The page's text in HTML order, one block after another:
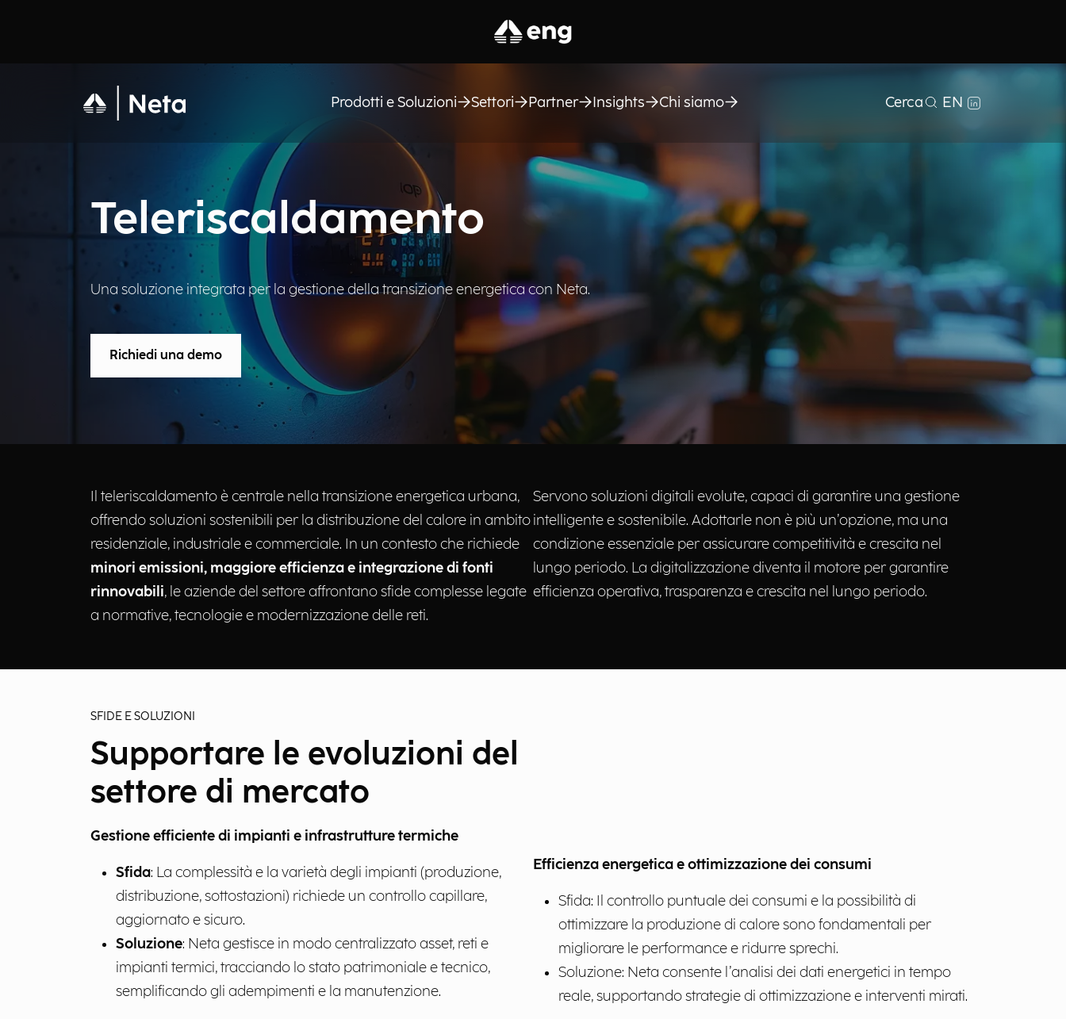
Prodotti e Soluzioni Settori Partner Insights Chi siamo Cerca EN
Teleriscaldamento
Una soluzione integrata per la gestione della transizione energetica con Neta.
Richiedi una demo
Il teleriscaldamento è centrale nella transizione energetica urbana,
offrendo soluzioni sostenibili per la distribuzione del calore in ambito
residenziale, industriale e commerciale. In un contesto che richiede
minori emissioni, maggiore efficienza e integrazione di fonti
rinnovabili, le aziende del settore affrontano sfide complesse legate
a normative, tecnologie e modernizzazione delle reti.
Servono soluzioni digitali evolute, capaci di garantire una gestione
intelligente e sostenibile. Adottarle non è più un’opzione, ma una
condizione essenziale per assicurare competitività e crescita nel
lungo periodo. La digitalizzazione diventa il motore per garantire
efficienza operativa, trasparenza e crescita nel lungo periodo.
SFIDE E SOLUZIONI
Supportare le evoluzioni del
settore di mercato
Gestione efficiente di impianti e infrastrutture termiche
Sfida: La complessità e la varietà degli impianti (produzione,
distribuzione, sottostazioni) richiede un controllo capillare,
aggiornato e sicuro. ​
Soluzione: Neta gestisce in modo centralizzato asset, reti e
impianti termici, tracciando lo stato patrimoniale e tecnico,
semplificando gli adempimenti e la manutenzione. ​
Efficienza energetica e ottimizzazione dei consumi
Sfida: Il controllo puntuale dei consumi e la possibilità di
ottimizzare la produzione di calore sono fondamentali per
migliorare le performance e ridurre sprechi.
Soluzione: Neta consente l’analisi dei dati energetici in tempo
reale, supportando strategie di ottimizzazione e interventi mirati.